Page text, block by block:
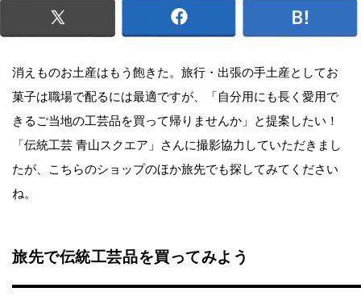
消えものお土産はもう飽きた。旅行・出張の手土産としてお
菓子は職場で配るには最適ですが、「自分用にも長く愛用で
きるご当地の工芸品を買って帰りませんか」と提案したい！
「伝統工芸 青山スクエア」さんに撮影協力していただきまし
たが、こちらのショップのほか旅先でも探してみてください
ね。
旅先で伝統工芸品を買ってみよう